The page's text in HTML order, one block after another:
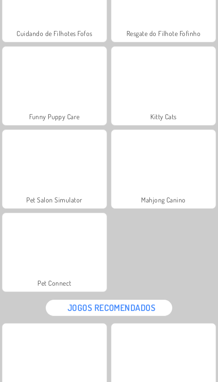
Cuidando de Filhotes Fofos Resgate do Filhote Fofinho
Funny Puppy Care Kitty Cats
Pet Salon Simulator Mahjong Canino
Pet Connect
JOGOS RECOMENDADOS